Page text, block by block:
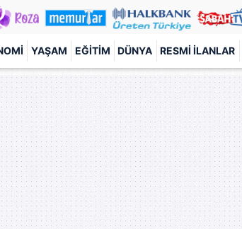
YAŞAM EĞITIM DÜNYA RESMI İLANLAR